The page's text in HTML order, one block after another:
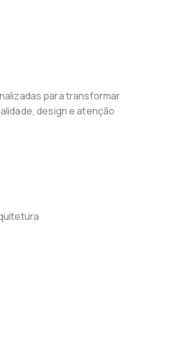
para transformar
design e atenção